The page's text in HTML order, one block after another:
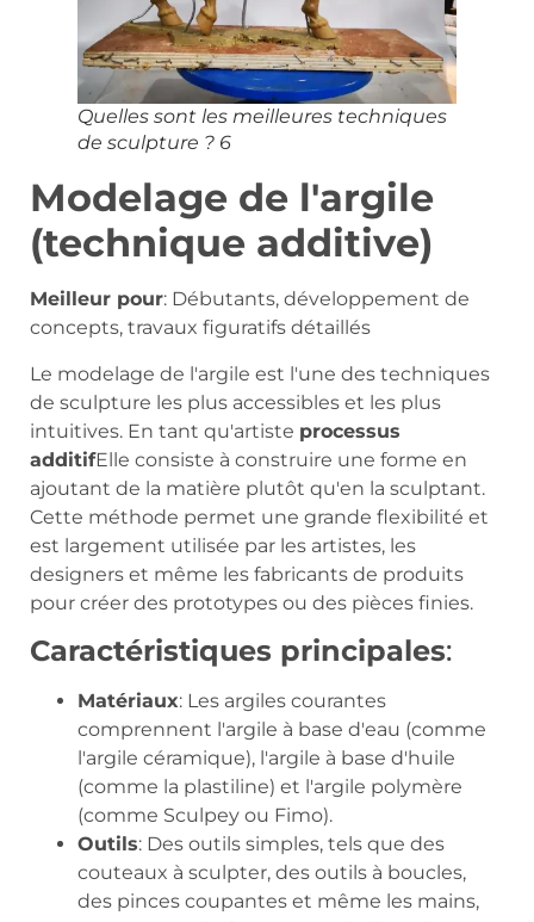
Quelles sont les meilleures techniques
de sculpture ? 6
Modelage de l'argile
(technique additive)
Meilleur pour: Débutants, développement de
concepts, travaux figuratifs détaillés
Le modelage de l'argile est l'une des techniques
de sculpture les plus accessibles et les plus
intuitives. En tant qu'artiste processus
additifElle consiste à construire une forme en
ajoutant de la matière plutôt qu'en la sculptant.
Cette méthode permet une grande flexibilité et
est largement utilisée par les artistes, les
designers et même les fabricants de produits
pour créer des prototypes ou des pièces finies.
Caractéristiques principales:
Matériaux: Les argiles courantes
comprennent l'argile à base d'eau (comme
l'argile céramique), l'argile à base d'huile
(comme la plastiline) et l'argile polymère
(comme Sculpey ou Fimo).
Outils: Des outils simples, tels que des
couteaux à sculpter, des outils à boucles,
des pinces coupantes et même les mains,